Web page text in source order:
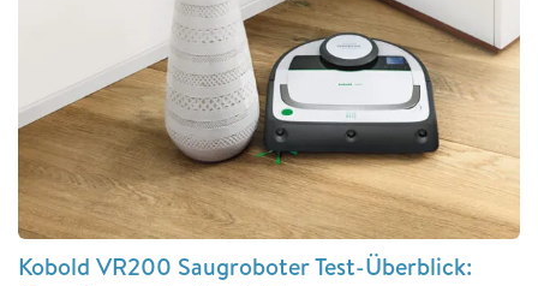
Kobold VR200 Saugroboter Test-Überblick: